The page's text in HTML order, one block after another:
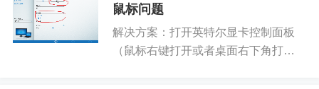
鼠标问题
解决方案：打开英特尔显卡控制面板
（鼠标右键打开或者桌面右下角打